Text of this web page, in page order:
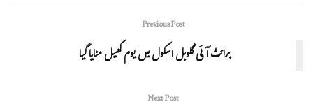
Previous Post
برائٹ آئی گلوبل اسکول میں یوم کھیل منایا گیا
Next Post